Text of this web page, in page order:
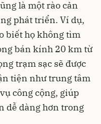
là một rào cản
phát triển. Ví dụ,
biết họ không tìm
bán kính 20 km từ
trạm sạc sẽ được
tiện như trung tâm
công cộng, giúp
dễ dàng hơn trong